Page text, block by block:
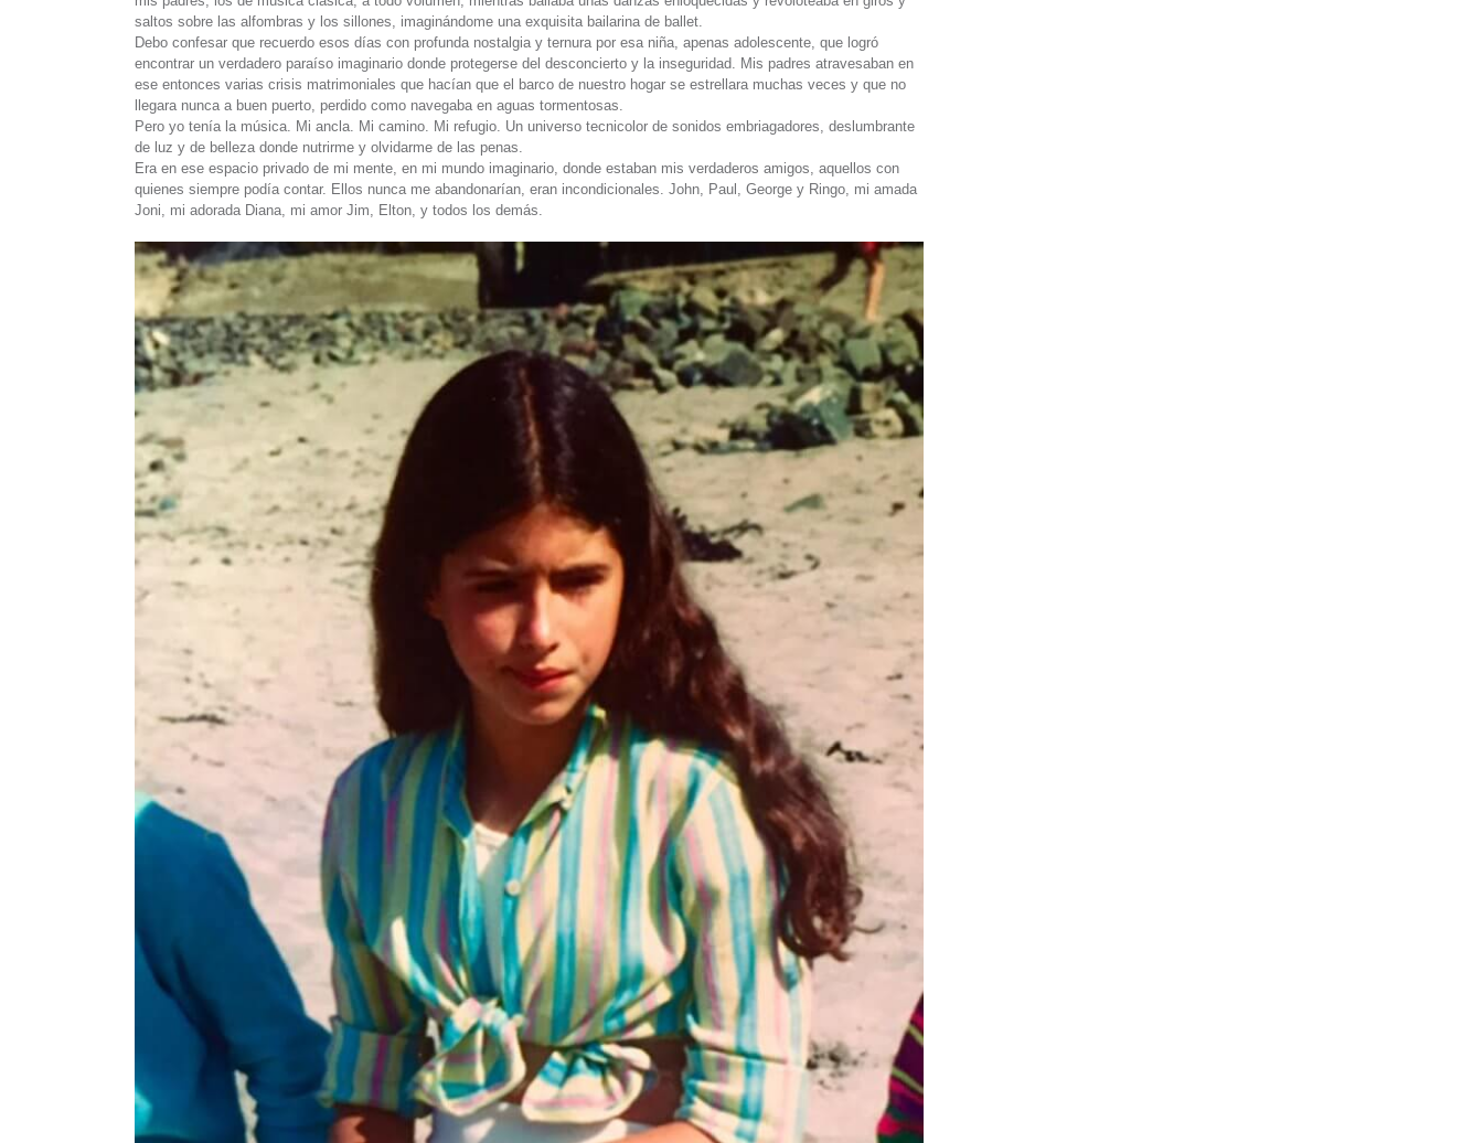
saltos sobre las alfombras y los sillones, imaginándome una exquisita bailarina de ballet.
Debo confesar que recuerdo esos días con profunda nostalgia y ternura por esa niña, apenas adolescente, que logró
encontrar un verdadero paraíso imaginario donde protegerse del desconcierto y la inseguridad. Mis padres atravesaban en
ese entonces varias crisis matrimoniales que hacían que el barco de nuestro hogar se estrellara muchas veces y que no
llegara nunca a buen puerto, perdido como navegaba en aguas tormentosas.
Pero yo tenía la música. Mi ancla. Mi camino. Mi refugio. Un universo tecnicolor de sonidos embriagadores, deslumbrante
de luz y de belleza donde nutrirme y olvidarme de las penas.
Era en ese espacio privado de mi mente, en mi mundo imaginario, donde estaban mis verdaderos amigos, aquellos con
quienes siempre podía contar. Ellos nunca me abandonarían, eran incondicionales. John, Paul, George y Ringo, mi amada
Joni, mi adorada Diana, mi amor Jim, Elton, y todos los demás.